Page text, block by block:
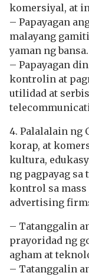
komersiyal, at
– Papayagan
malayang
yaman ng bansa.
– Papayagan
kontrolin at
utilidad at
4. Palalalain ng
korap, at
kultura,
ng pagpayag sa
kontrol sa mass
advertising
– Tatanggalin
prayoridad ng
agham at
– Tatanggalin